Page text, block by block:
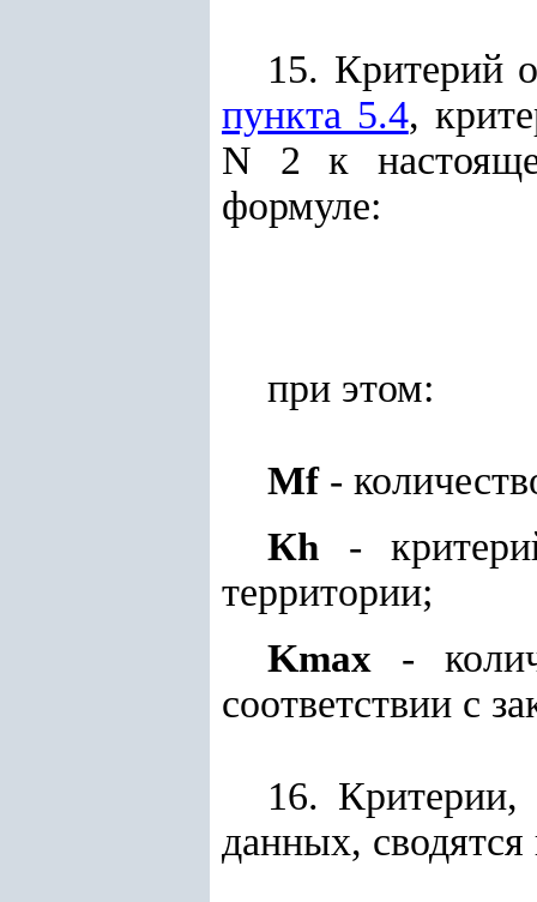
15. Критерий
пункта 5.4,
N 2 к
формуле:
при этом:
Mf-
Кh -
территории;
Kmax -
соответствии с
16. Критерии,
данных,